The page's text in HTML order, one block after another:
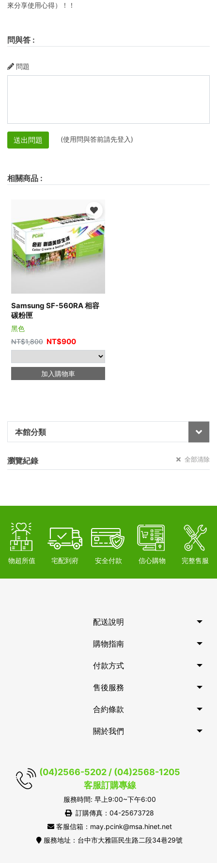
本館分類
瀏覽紀錄 全部清除
來分享使用心得）！！
問與答 :
問題
送出問題 (使用問與答前請先登入)
相關商品 :
Samsung SF-560RA 相容
碳粉匣
黑色
NT$1,800 NT$900
加入購物車
物超所值 宅配到府 安全付款 信心購物 完整售服
配送說明
購物指南
付款方式
售後服務
合約條款
關於我們
(04)2566-5202 / (04)2568-1205
客服訂購專線
服務時間: 早上9:00~下午6:00
訂購傳真：04-25673728
客服信箱：may.pcink@msa.hinet.net
服務地址：台中市大雅區民生路二段34巷29號